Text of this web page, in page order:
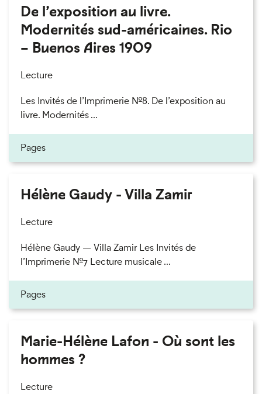
De l’exposition au livre.
Modernités sud-américaines. Rio
– Buenos Aires 1909
Lecture
Les Invités de l’Imprimerie n°8. De l’exposition au
livre. Modernités ...
Pages
Hélène Gaudy - Villa Zamir
Lecture
Hélène Gaudy — Villa Zamir Les Invités de
l’Imprimerie n°7 Lecture musicale ...
Pages
Marie-Hélène Lafon - Où sont les
hommes ?
Lecture